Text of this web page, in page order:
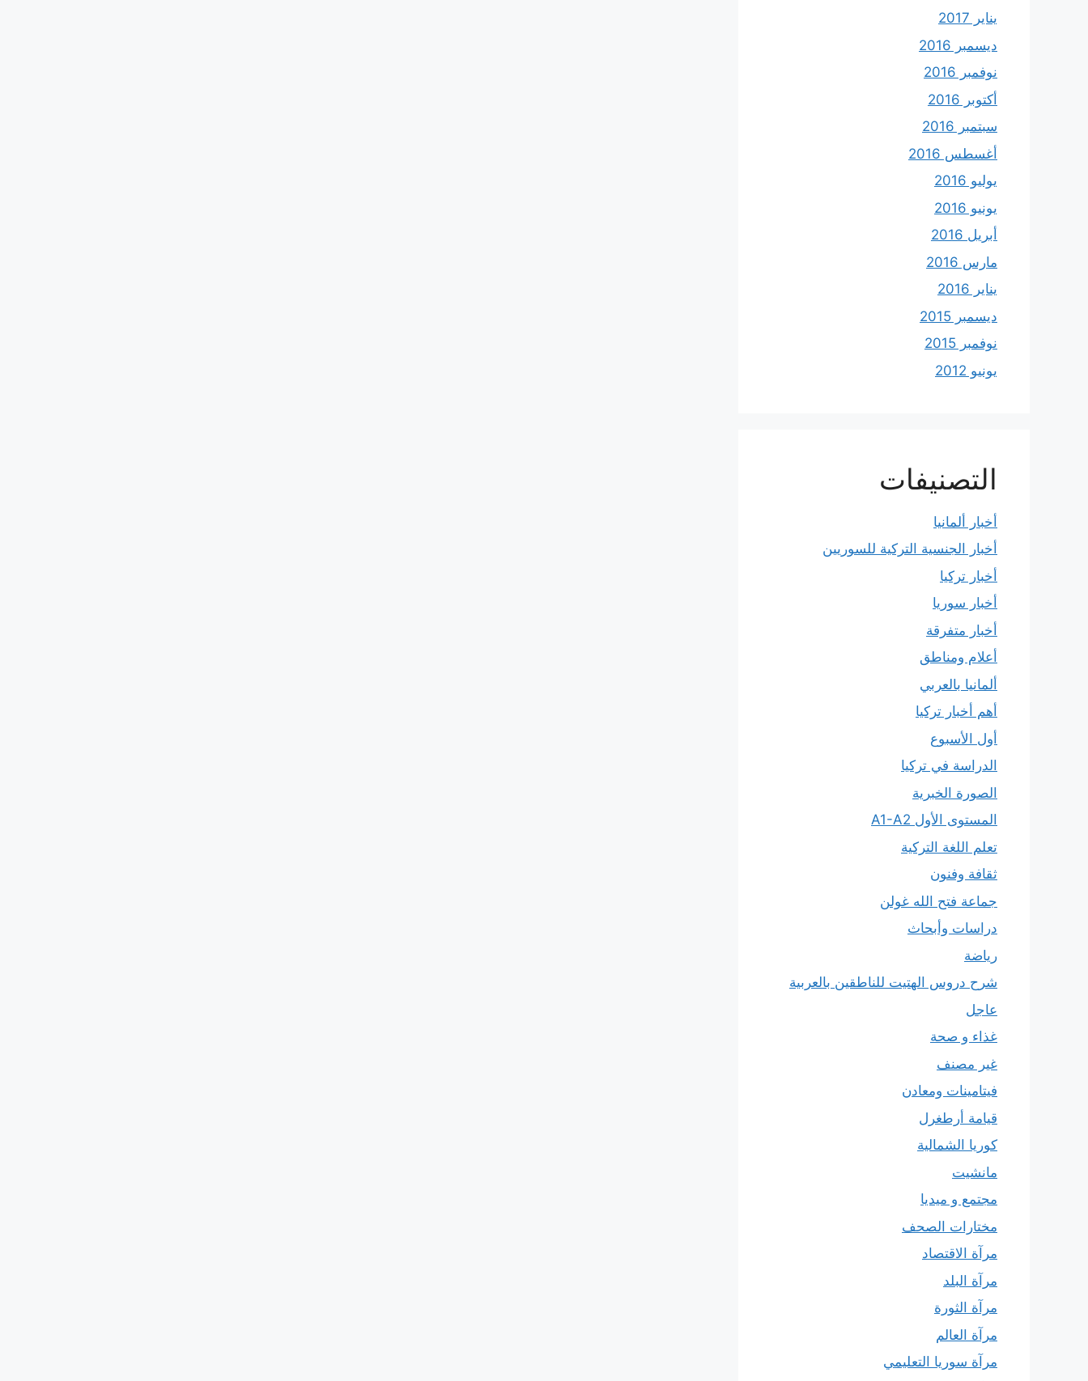
يناير 2017
ديسمبر 2016
نوفمبر 2016
أكتوبر 2016
سبتمبر 2016
أغسطس 2016
يوليو 2016
يونيو 2016
أبريل 2016
مارس 2016
يناير 2016
ديسمبر 2015
نوفمبر 2015
يونيو 2012
التصنيفات
أخبار ألمانيا
أخبار الجنسية التركية للسوريين
أخبار تركيا
أخبار سوريا
أخبار متفرقة
أعلام ومناطق
ألمانيا بالعربي
أهم أخبار تركيا
أول الأسبوع
الدراسة في تركيا
الصورة الخبرية
المستوى الأول A1-A2
تعلم اللغة التركية
ثقافة وفنون
جماعة فتح الله غولن
دراسات وأبحاث
رياضة
شرح دروس الهتيت للناطقين بالعربية
عاجل
غذاء و صحة
غير مصنف
فيتامينات ومعادن
قيامة أرطغرل
كوريا الشمالية
مانشيت
مجتمع و ميديا
مختارات الصحف
مرآة الاقتصاد
مرآة البلد
مرآة الثورة
مرآة العالم
مرآة سوريا التعليمي